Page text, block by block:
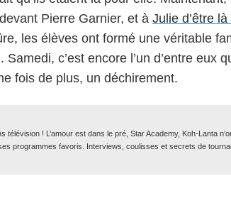
Pierre Garnier, et à Julie d’être là
les élèves ont formé une véritable
c’est encore l’un d’entre eux
fois de plus, un déchirement.
télévision ! L’amour est dans le pré, Star Academy, Koh-Lanta
programmes favoris. Interviews, coulisses et secrets de